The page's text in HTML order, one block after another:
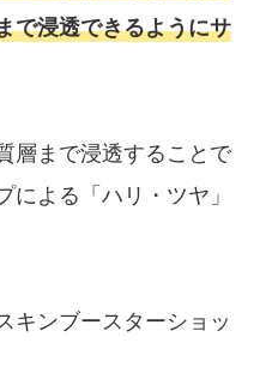
で浸透できるようにサ
層まで浸透することで
による「ハリ・ツヤ」
キンブースターショッ